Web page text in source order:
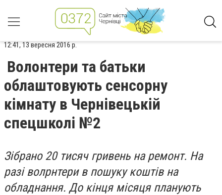
12:41, 13 вересня 2016 р.
Волонтери та батьки
облаштовують сенсорну
кімнату в Чернівецькій
спецшколі №2
Зібрано 20 тисяч гривень на ремонт. На
разі волрнтери в пошуку коштів на
обладнання. До кінця місяця планують